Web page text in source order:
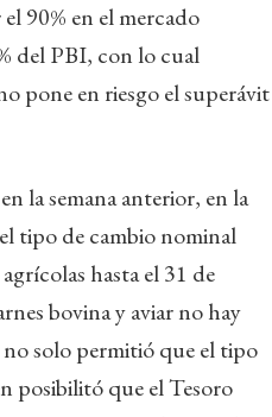
90% en el mercado
del PBI, con lo cual
pone en riesgo el superávit
la semana anterior, en la
tipo de cambio nominal
hasta el 31 de
bovina y aviar no hay
solo permitió que el tipo
posibilitó que el Tesoro